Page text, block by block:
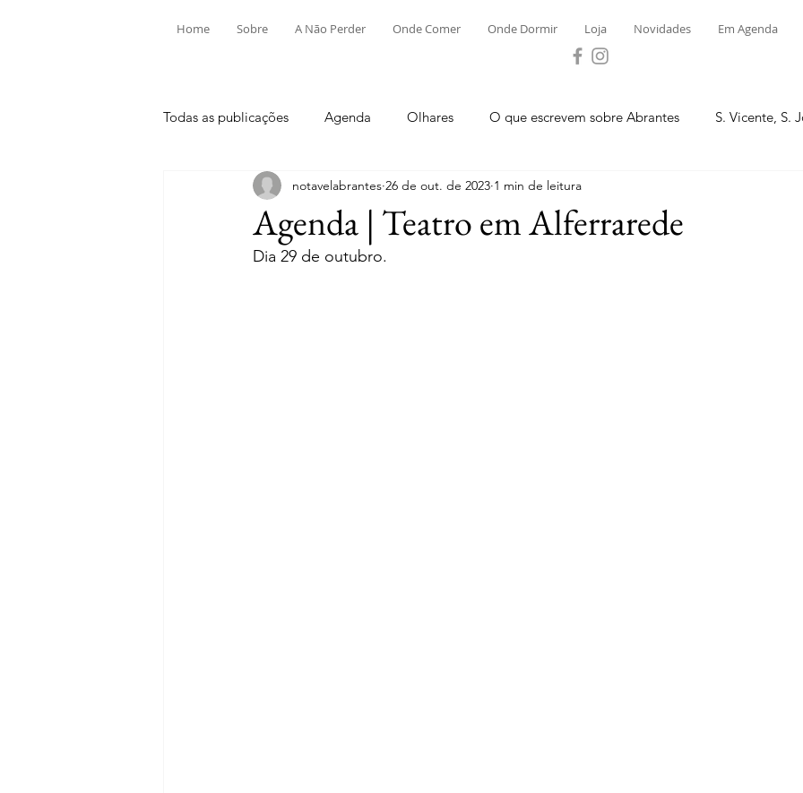
Home Sobre A Não Perder Onde Comer Onde Dormir Loja Novidades Em Agenda
Todas as publicações Agenda Olhares O que escrevem sobre Abrantes S. Vicente, S.
Aldeia do Mato e Souto Alvega e Concavada Bemposta
Mouriscas Pego Rio de Moinhos
Agenda | Teatro em Alferrarede
notavelabrantes 26 de out. de 2023 1 min de leitura
Dia 29 de outubro.